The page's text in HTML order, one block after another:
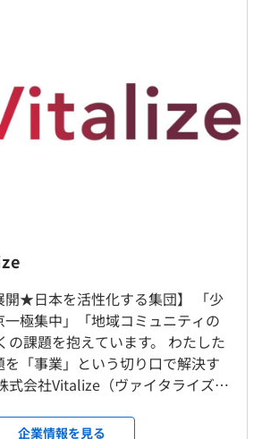
、Amazon Redshift
美園町3-34 けやきONE 306
関する事項
間分、約67,631円
食時間は業務の都合により各々の
40時間／月（※プロジェクトの状況
開★日本を活性化する集団】 「少
極集中」「地域コミュニティの
の課題を抱えています。 わたした
「事業」という切り口で解決す
式会社Vitalize（ヴァイタライズ）
事業・DX・BPR事業・コンサルテ
企業情報を見る